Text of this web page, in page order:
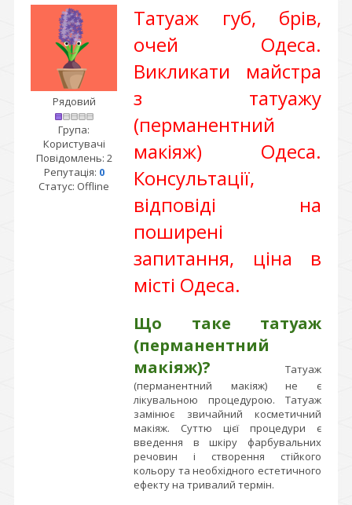
Рядовий
Група:
Користувачі
Повідомлень: 2
Репутація: 0
Статус: Offline
Татуаж губ, брів,
очей Одеса.
Викликати майстра
з татуажу
(перманентний
макіяж) Одеса.
Консультації,
відповіді на
поширені
запитання, ціна в
місті Одеса.
Що таке татуаж
(перманентний
макіяж)? Татуаж
(перманентний макіяж) не є
лікувальною процедурою. Татуаж
замінює звичайний косметичний
макіяж. Суттю цієї процедури є
введення в шкіру фарбувальних
речовин і створення стійкого
кольору та необхідного естетичного
ефекту на тривалий термін.